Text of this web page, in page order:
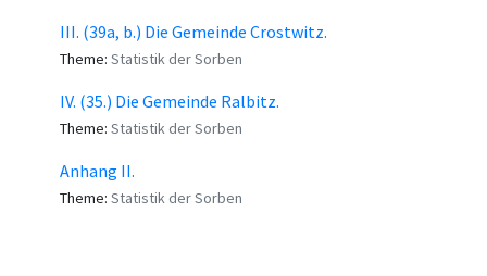
III. (39a, b.) Die Gemeinde Crostwitz.
Theme: Statistik der Sorben
IV. (35.) Die Gemeinde Ralbitz.
Theme: Statistik der Sorben
Anhang II.
Theme: Statistik der Sorben